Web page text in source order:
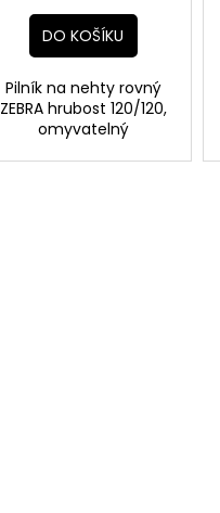
DO KOŠÍKU
Pilník na nehty rovný
ZEBRA hrubost 120/120,
omyvatelný